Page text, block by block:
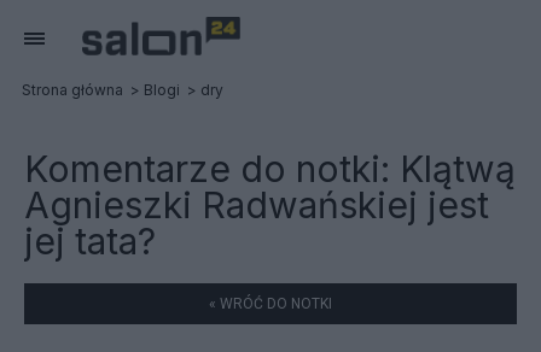
Strona główna Blogi dry
Komentarze do notki: Klątwą
Agnieszki Radwańskiej jest
jej tata?
« WRÓĆ DO NOTKI